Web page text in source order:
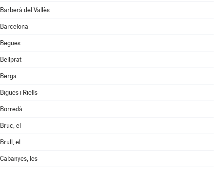
Barberà del Vallès
Barcelona
Begues
Bellprat
Berga
Bigues i Riells
Borredà
Bruc, el
Brull, el
Cabanyes, les